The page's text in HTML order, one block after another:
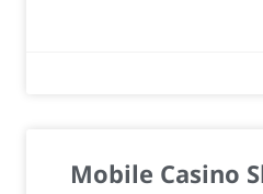
Mobile Casino